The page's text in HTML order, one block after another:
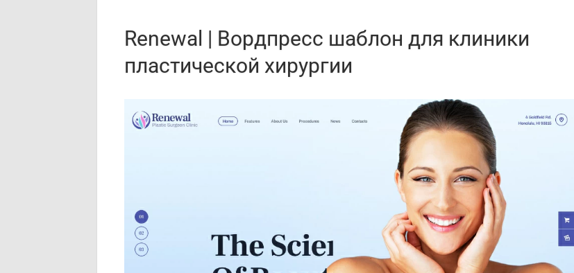
Renewal | Вордпресс шаблон для клиники
пластической хирургии